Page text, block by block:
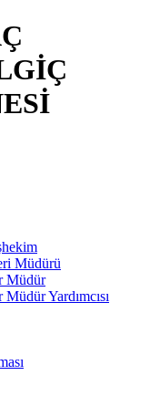
Müdürü
Müdür
Yardımcısı